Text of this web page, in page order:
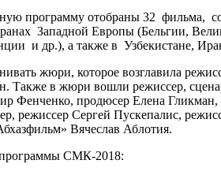
программу отобраны 32 фильма,
Западной Европы (Бельгии,
и др.), а также в Узбекистане,
жюри, которое возглавила
Также в жюри вошли режиссер,
продюсер Елена Гликман,
режиссер Сергей Пускепалис,
Вячеслав Аблотия.
СМК-2018: